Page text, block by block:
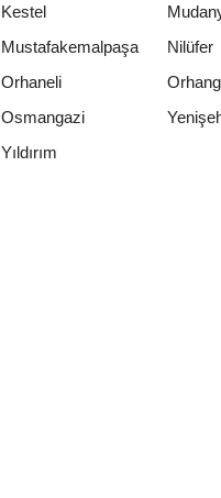
Kestel
Mustafakemalpaşa
Nilüfer
Orhaneli
Osmangazi
Yıldırım